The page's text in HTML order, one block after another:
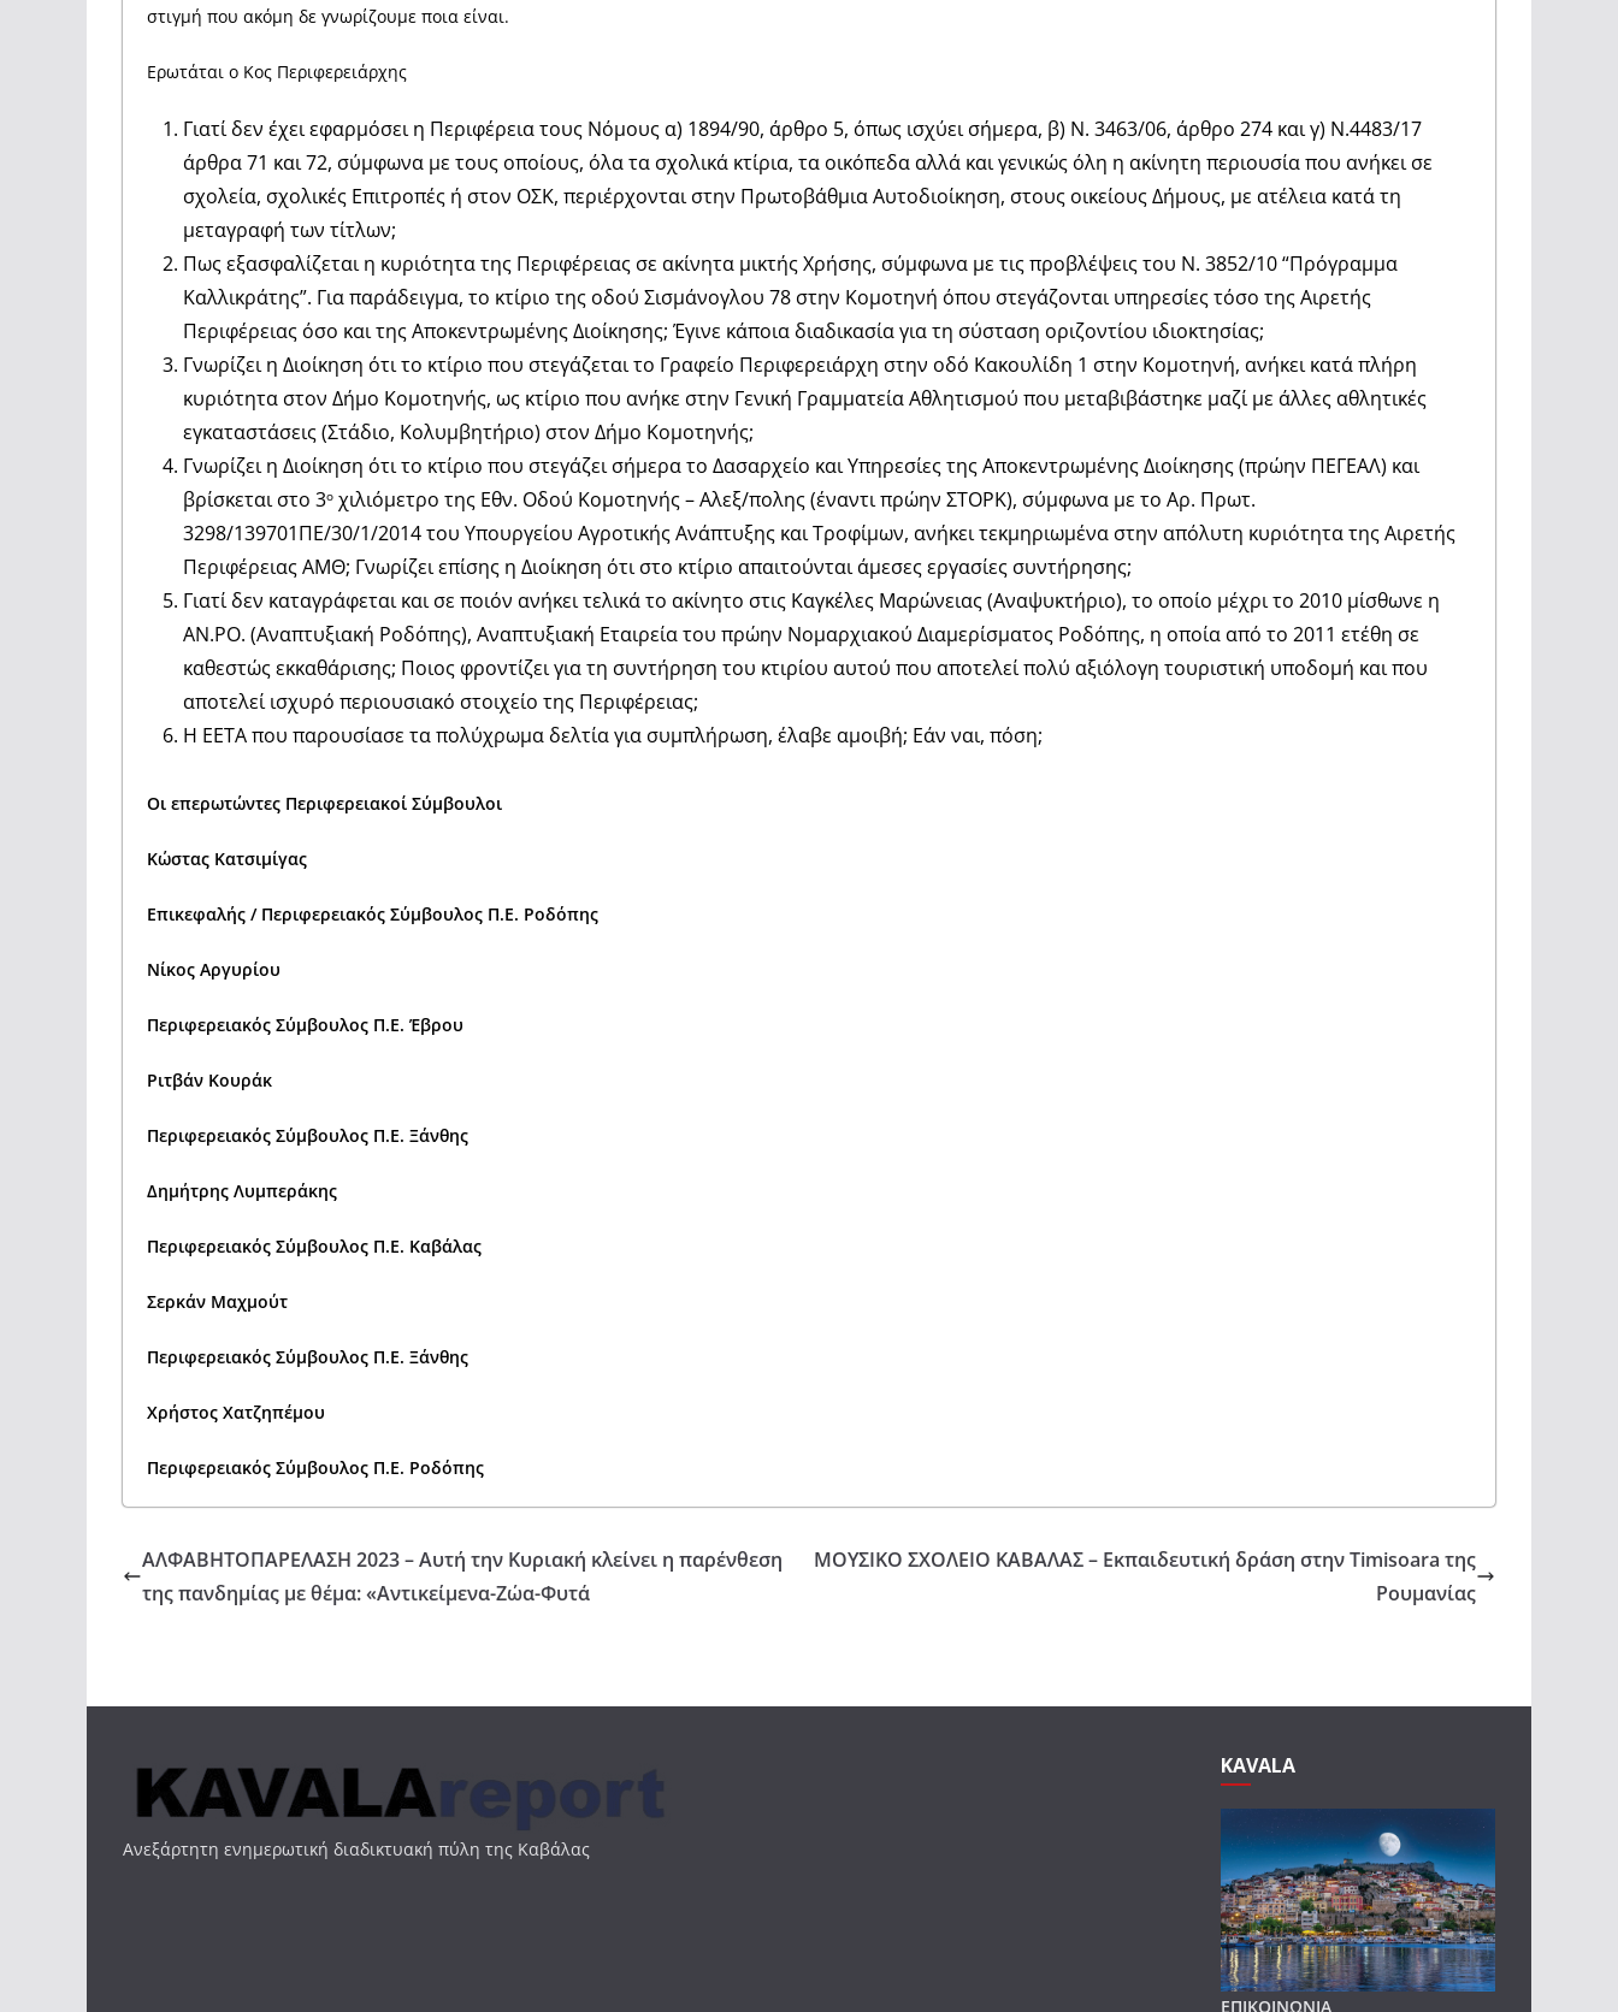
στιγμή που ακόμη δε γνωρίζουμε ποια είναι.
Ερωτάται ο Κος Περιφερειάρχης
Γιατί δεν έχει εφαρμόσει η Περιφέρεια τους Νόμους α) 1894/90, άρθρο 5, όπως ισχύει σήμερα, β) Ν. 3463/06, άρθρο 274 και γ) Ν.4483/17
άρθρα 71 και 72, σύμφωνα με τους οποίους, όλα τα σχολικά κτίρια, τα οικόπεδα αλλά και γενικώς όλη η ακίνητη περιουσία που ανήκει σε
σχολεία, σχολικές Επιτροπές ή στον ΟΣΚ, περιέρχονται στην Πρωτοβάθμια Αυτοδιοίκηση, στους οικείους Δήμους, με ατέλεια κατά τη
μεταγραφή των τίτλων;
Πως εξασφαλίζεται η κυριότητα της Περιφέρειας σε ακίνητα μικτής Χρήσης, σύμφωνα με τις προβλέψεις του Ν. 3852/10 “Πρόγραμμα
Καλλικράτης”. Για παράδειγμα, το κτίριο της οδού Σισμάνογλου 78 στην Κομοτηνή όπου στεγάζονται υπηρεσίες τόσο της Αιρετής
Περιφέρειας όσο και της Αποκεντρωμένης Διοίκησης; Έγινε κάποια διαδικασία για τη σύσταση οριζοντίου ιδιοκτησίας;
Γνωρίζει η Διοίκηση ότι το κτίριο που στεγάζεται το Γραφείο Περιφερειάρχη στην οδό Κακουλίδη 1 στην Κομοτηνή, ανήκει κατά πλήρη
κυριότητα στον Δήμο Κομοτηνής, ως κτίριο που ανήκε στην Γενική Γραμματεία Αθλητισμού που μεταβιβάστηκε μαζί με άλλες αθλητικές
εγκαταστάσεις (Στάδιο, Κολυμβητήριο) στον Δήμο Κομοτηνής;
Γνωρίζει η Διοίκηση ότι το κτίριο που στεγάζει σήμερα το Δασαρχείο και Υπηρεσίες της Αποκεντρωμένης Διοίκησης (πρώην ΠΕΓΕΑΛ) και
βρίσκεται στο 3ο χιλιόμετρο της Εθν. Οδού Κομοτηνής – Αλεξ/πολης (έναντι πρώην ΣΤΟΡΚ), σύμφωνα με το Αρ. Πρωτ.
3298/139701ΠΕ/30/1/2014 του Υπουργείου Αγροτικής Ανάπτυξης και Τροφίμων, ανήκει τεκμηριωμένα στην απόλυτη κυριότητα της Αιρετής
Περιφέρειας ΑΜΘ; Γνωρίζει επίσης η Διοίκηση ότι στο κτίριο απαιτούνται άμεσες εργασίες συντήρησης;
Γιατί δεν καταγράφεται και σε ποιόν ανήκει τελικά το ακίνητο στις Καγκέλες Μαρώνειας (Αναψυκτήριο), το οποίο μέχρι το 2010 μίσθωνε η
ΑΝ.ΡΟ. (Αναπτυξιακή Ροδόπης), Αναπτυξιακή Εταιρεία του πρώην Νομαρχιακού Διαμερίσματος Ροδόπης, η οποία από το 2011 ετέθη σε
καθεστώς εκκαθάρισης; Ποιος φροντίζει για τη συντήρηση του κτιρίου αυτού που αποτελεί πολύ αξιόλογη τουριστική υποδομή και που
αποτελεί ισχυρό περιουσιακό στοιχείο της Περιφέρειας;
Η ΕΕΤΑ που παρουσίασε τα πολύχρωμα δελτία για συμπλήρωση, έλαβε αμοιβή; Εάν ναι, πόση;
Οι επερωτώντες Περιφερειακοί Σύμβουλοι
Κώστας Κατσιμίγας
Επικεφαλής / Περιφερειακός Σύμβουλος Π.Ε. Ροδόπης
Νίκος Αργυρίου
Περιφερειακός Σύμβουλος Π.Ε. Έβρου
Ριτβάν Κουράκ
Περιφερειακός Σύμβουλος Π.Ε. Ξάνθης
Δημήτρης Λυμπεράκης
Περιφερειακός Σύμβουλος Π.Ε. Καβάλας
Σερκάν Μαχμούτ
Περιφερειακός Σύμβουλος Π.Ε. Ξάνθης
Χρήστος Χατζηπέμου
Περιφερειακός Σύμβουλος Π.Ε. Ροδόπης
ΑΛΦΑΒΗΤΟΠΑΡΕΛΑΣΗ 2023 – Αυτή την Κυριακή κλείνει η παρένθεση
της πανδημίας με θέμα: «Αντικείμενα-Ζώα-Φυτά
ΜΟΥΣΙΚΟ ΣΧΟΛΕΙΟ ΚΑΒΑΛΑΣ – Εκπαιδευτική δράση στην Timisoara της
Ρουμανίας
Ανεξάρτητη ενημερωτική διαδικτυακή πύλη της Καβάλας
KAVALA
ΕΠΙΚΟΙΝΩΝΙΑ